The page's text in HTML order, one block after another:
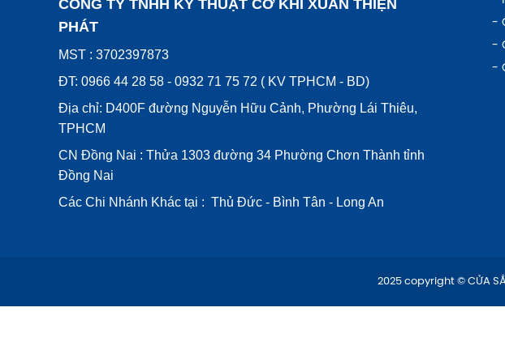
CÔNG TY TNHH KỸ THUẬT CƠ KHÍ XUÂN THIỆN
PHÁT
MST : 3702397873
ĐT: 0966 44 28 58 - 0932 71 75 72 ( KV TPHCM - BD)
Địa chỉ: D400F đường Nguyễn Hữu Cảnh, Phường Lái Thiêu,
TPHCM
CN Đồng Nai : Thửa 1303 đường 34 Phường Chơn Thành tỉnh
Đồng Nai
Các Chi Nhánh Khác tại : Thủ Đức - Bình Tân - Long An
-
-
-
2025 copyright © CỬA